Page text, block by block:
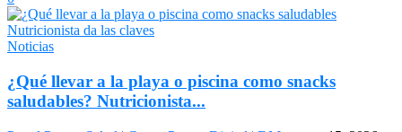
Noticias
¿Qué llevar a la playa o piscina como snacks
saludables? Nutricionista...